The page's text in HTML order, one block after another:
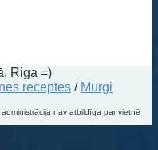
Riga =)
receptes / Murgi
nav atbildīga par vietnē